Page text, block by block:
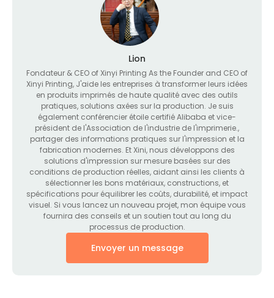
Lion
Fondateur & CEO of Xinyi Printing As the Founder and CEO of
Xinyi Printing, J'aide les entreprises à transformer leurs idées
en produits imprimés de haute qualité avec des outils
pratiques, solutions axées sur la production. Je suis
également conférencier étoile certifié Alibaba et vice-
président de l'Association de l'industrie de l'imprimerie.,
partager des informations pratiques sur l'impression et la
fabrication modernes. Et Xini, nous développons des
solutions d'impression sur mesure basées sur des
conditions de production réelles, aidant ainsi les clients à
sélectionner les bons matériaux, constructions, et
spécifications pour équilibrer les coûts, durabilité, et impact
visuel. Si vous lancez un nouveau projet, mon équipe vous
fournira des conseils et un soutien tout au long du
processus de production.
Envoyer un message